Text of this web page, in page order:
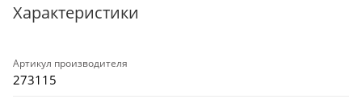
Характеристики
Артикул производителя
273115